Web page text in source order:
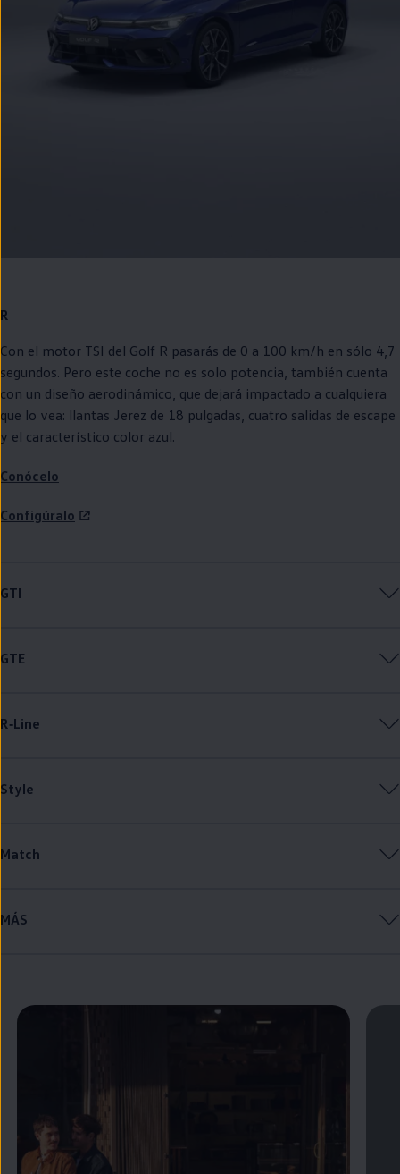
R
Con el motor TSI del Golf R pasarás de 0 a 100 km/h en sólo 4,7
segundos. Pero este coche no es solo potencia, también cuenta
con un diseño aerodinámico, que dejará impactado a cualquiera
que lo vea: llantas Jerez de 18 pulgadas, cuatro salidas de escape
y el característico color azul.
Conócelo
Configúralo
GTI
GTE
R‑Line
Style
Match
MÁS
Enable fullscreen mode